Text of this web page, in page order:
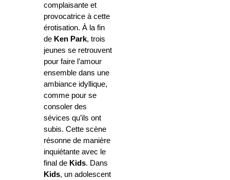
complaisante et
provocatrice à cette
érotisation. À la fin
de Ken Park, trois
jeunes se retrouvent
pour faire l’amour
ensemble dans une
ambiance idyllique,
comme pour se
consoler des
sévices qu’ils ont
subis. Cette scène
résonne de manière
inquiétante avec le
final de Kids. Dans
Kids, un adolescent